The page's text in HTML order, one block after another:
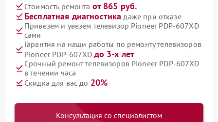
Стоимость ремонта от 865 руб.
Бесплатная диагностика даже при отказе
Привезем и увезем телевизор Pioneer PDP-607XD
сами
Гарантия на наши работы по ремонту телевизоров
Pioneer PDP-607XD до 3-х лет
Срочный ремонт телевизоров Pioneer PDP-607XD
в течении часа
Скидка для вас до 20%
Консультация со специалистом